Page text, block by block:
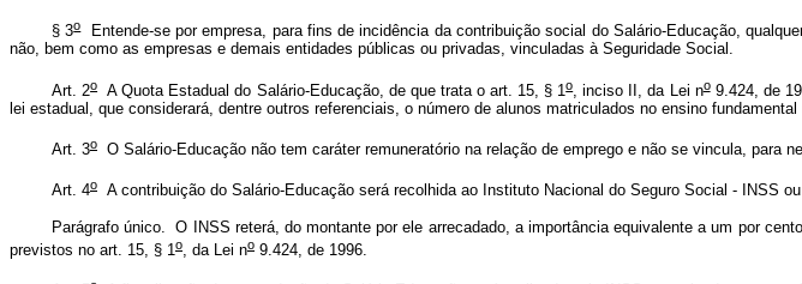
§ 3oEntende-se por empresa, para fins de incidência da contribuição social do Salário-Educação,
não, bem como as empresas e demais entidades públicas ou privadas, vinculadas à Seguridade Social.
Art. 2o A Quota Estadual do Salário-Educação, de que trata o art. 15, § 1o, inciso II, da Lei no9.424, de
lei estadual, que considerará, dentre outros referenciais, o número de alunos matriculados no ensino
Art. 3o O Salário-Educação não tem caráter remuneratório na relação de emprego e não se vincula, para
Art. 4o A contribuição do Salário-Educação será recolhida ao Instituto Nacional do Seguro Social - INSS
Parágrafo único. O INSS reterá, do montante por ele arrecadado, a importância equivalente a um por
previstos no art. 15, § 1 o , da Lei no 9.424, de 1996.